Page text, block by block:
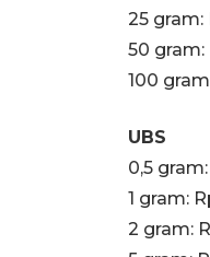
‎25 gram:
‎50 gram:
‎100
UBS
0,5 gram:
‎1 gram:
‎2 gram: